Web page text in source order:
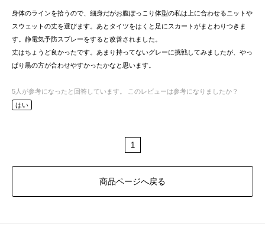
身体のラインを拾うので、細身だがお腹ぽっこり体型の私は上に合わせるニットや
スウェットの丈を選びます。あとタイツをはくと足にスカートがまとわりつきま
す。静電気予防スプレーをすると改善されました。
丈はちょうど良かったです。あまり持ってないグレーに挑戦してみましたが、やっ
ぱり黒の方が合わせやすかったかなと思います。
5 人が参考になったと回答しています。
このレビューは参考になりましたか？
はい
1
商品ページへ戻る